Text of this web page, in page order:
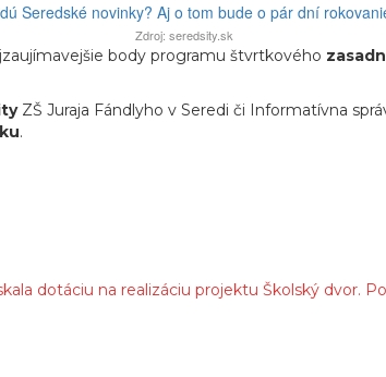
Zdroj: seredsity.sk
body programu štvrtkového
ZŠ Juraja Fándlyho v Seredi či Informatívna
.
dotáciu na realizáciu projektu Školský dvor.